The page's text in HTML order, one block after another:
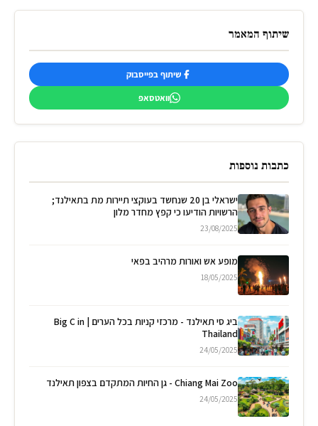
שיתוף המאמר
שיתוף בפייסבוק
וואטסאפ
כתבות נוספות
ישראלי בן 20 שנחשד בעוקצי תיירות מת בתאילנד;
הרשויות הודיעו כי קפץ מחדר מלון
23/08/2025
מופע אש ואורות מרהיב בפאי
18/05/2025
ביג סי תאילנד - מרכזי קניות בכל הערים | Big C in
Thailand
24/05/2025
Chiang Mai Zoo - גן החיות המתקדם בצפון תאילנד
24/05/2025